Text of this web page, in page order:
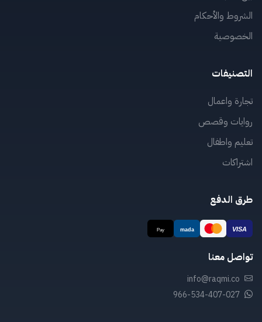
الشروط والأحكام
الخصوصية
التصنيفات
تجارة واعمال
روايات وقصص
تعليم واطفال
اشتراكات
طرق الدفع
تواصل معنا
info@raqmi.co
966-534-407-027